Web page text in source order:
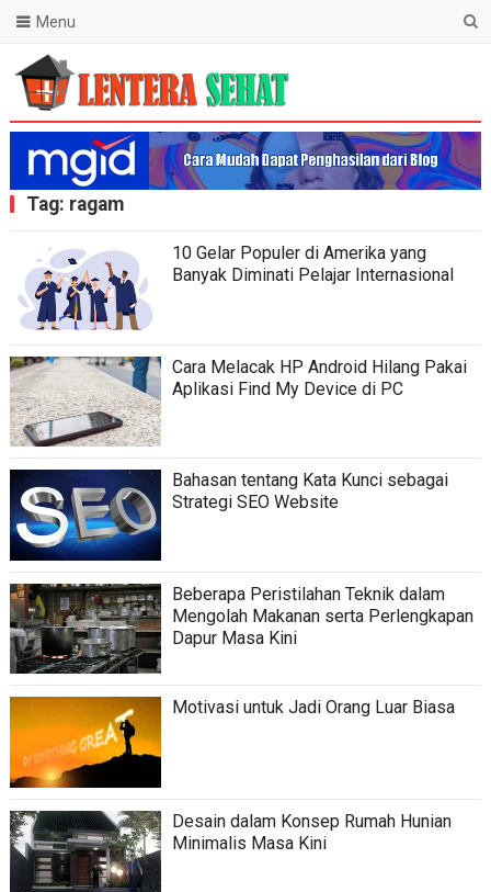
Lentera Sehat
Menu
Tag: ragam
10 Gelar Populer di Amerika yang
Banyak Diminati Pelajar Internasional
Cara Melacak HP Android Hilang Pakai
Aplikasi Find My Device di PC
Bahasan tentang Kata Kunci sebagai
Strategi SEO Website
Beberapa Peristilahan Teknik dalam
Mengolah Makanan serta Perlengkapan
Dapur Masa Kini
Motivasi untuk Jadi Orang Luar Biasa
Desain dalam Konsep Rumah Hunian
Minimalis Masa Kini